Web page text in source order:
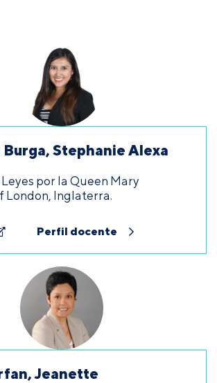
Stephanie Alexa
por la Queen Mary
London, Inglaterra.
Perfil docente
Jeanette